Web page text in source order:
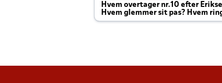
Hvem overtager nr.10 efter
Hvem glemmer sit pas? Hvem
Joachim altid til efter kampe?